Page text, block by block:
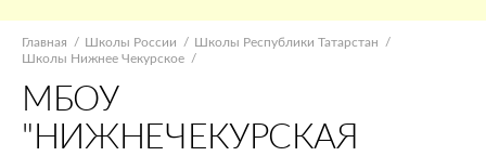
Главная Школы России
Школы Республики Татарстан
Школы Нижнее Чекурское
МБОУ
"НИЖНЕЧЕКУРСКАЯ